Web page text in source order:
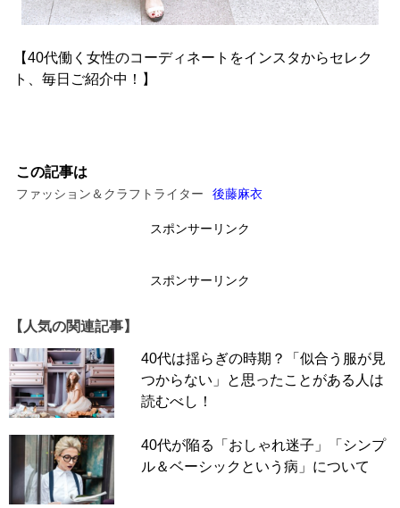
【40代働く女性のコーディネートをインスタからセレク
ト、毎日ご紹介中！】
この記事は
ファッション＆クラフトライター 後藤麻衣
スポンサーリンク
スポンサーリンク
【人気の関連記事】
40代は揺らぎの時期？「似合う服が見
つからない」と思ったことがある人は
読むべし！
40代が陥る「おしゃれ迷子」「シンプ
ル＆ベーシックという病」について